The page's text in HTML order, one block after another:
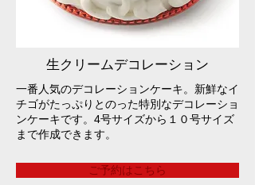
ご予約はこちら
一番人気のデコレーションケーキ。新鮮なイ
チゴがたっぷりとのった特別なデコレーショ
ンケーキです。4号サイズから１０号サイズ
まで作成できます。
生クリームデコレーション